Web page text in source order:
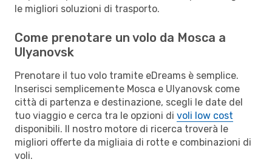
le migliori soluzioni di trasporto.
Come prenotare un volo da Mosca a
Ulyanovsk
Prenotare il tuo volo tramite eDreams è semplice.
Inserisci semplicemente Mosca e Ulyanovsk come
città di partenza e destinazione, scegli le date del
tuo viaggio e cerca tra le opzioni di voli low cost
disponibili. Il nostro motore di ricerca troverà le
migliori offerte da migliaia di rotte e combinazioni di
voli.